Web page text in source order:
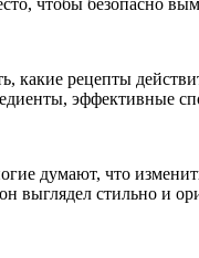
чтобы безопасно
рецепты
эффективные
думают, что
выглядел стильно и